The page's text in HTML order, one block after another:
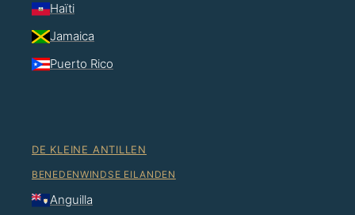
Haïti
Jamaica
Puerto Rico
DE KLEINE ANTILLEN
BENEDENWINDSE EILANDEN
Anguilla